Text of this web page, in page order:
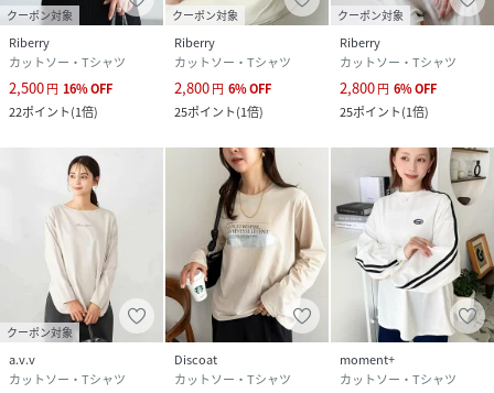
クーポン対象
Riberry
カットソー・Tシャツ
2,500円 16%OFF
22ポイント(1倍)
クーポン対象
Riberry
カットソー・Tシャツ
2,800円 6%OFF
25ポイント(1倍)
クーポン対象
Riberry
カットソー・Tシャツ
2,800円 6%OFF
25ポイント(1倍)
クーポン対象
a.v.v
カットソー・Tシャツ
Discoat
カットソー・Tシャツ
moment+
カットソー・Tシャツ